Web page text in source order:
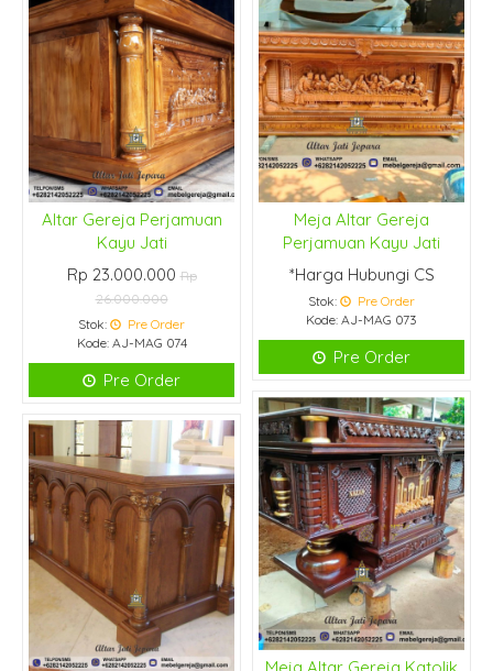
Altar Gereja Perjamuan
Kayu Jati
Rp 23.000.000Rp
26.000.000
Stok:
Pre Order
Kode: AJ-MAG 074
Pre Order
Meja Altar Gereja
Perjamuan Kayu Jati
*Harga Hubungi CS
Stok:
Pre Order
Kode: AJ-MAG 073
Pre Order